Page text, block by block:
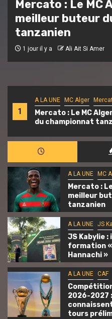
1
A LA UNE MC Alger
Mercato : Le MC
du championnat
JS Kabylie :
de formation «
Hannachi »
1 jour il y a Ali Ait Si Amer
A LA UNE MC
Mercato :
meilleur
tanzanien
A LA UNE JS
JS Kabylie
formation «
Hannachi »
A LA UNE CAF
2026-2027
tours